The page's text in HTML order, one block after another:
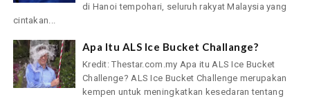
di Hanoi tempohari, seluruh rakyat Malaysia yang
cintakan...
Apa Itu ALS Ice Bucket Challange?
Kredit: Thestar.com.my Apa itu ALS Ice Bucket
Challenge? ALS Ice Bucket Challenge merupakan
kempen untuk meningkatkan kesedaran tentang